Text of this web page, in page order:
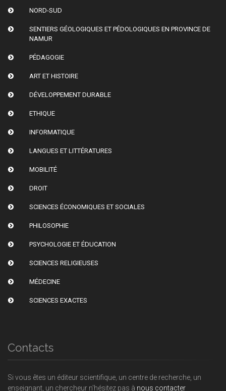
NORD-SUD
SENTIERS GÉOLOGIQUES ET PÉDOLOGIQUES EN PROVINCE DE
NAMUR
PÉDAGOGIE
ART ET HISTOIRE
DÉVELOPPEMENT DURABLE
ETHIQUE
INFORMATIQUE
LANGUES ET LITTÉRATURES
MOBILITÉ
DROIT
SCIENCES ÉCONOMIQUES ET SOCIALES
PHILOSOPHIE
PSYCHOLOGIE ET ÉDUCATION
SCIENCES RELIGIEUSES
MÉDECINE
SCIENCES EXACTES
Contacts
Si vous êtes un éditeur scientifique, un centre de recherche, un
enseignant, un chercheur n'hésitez pas à nous contacter